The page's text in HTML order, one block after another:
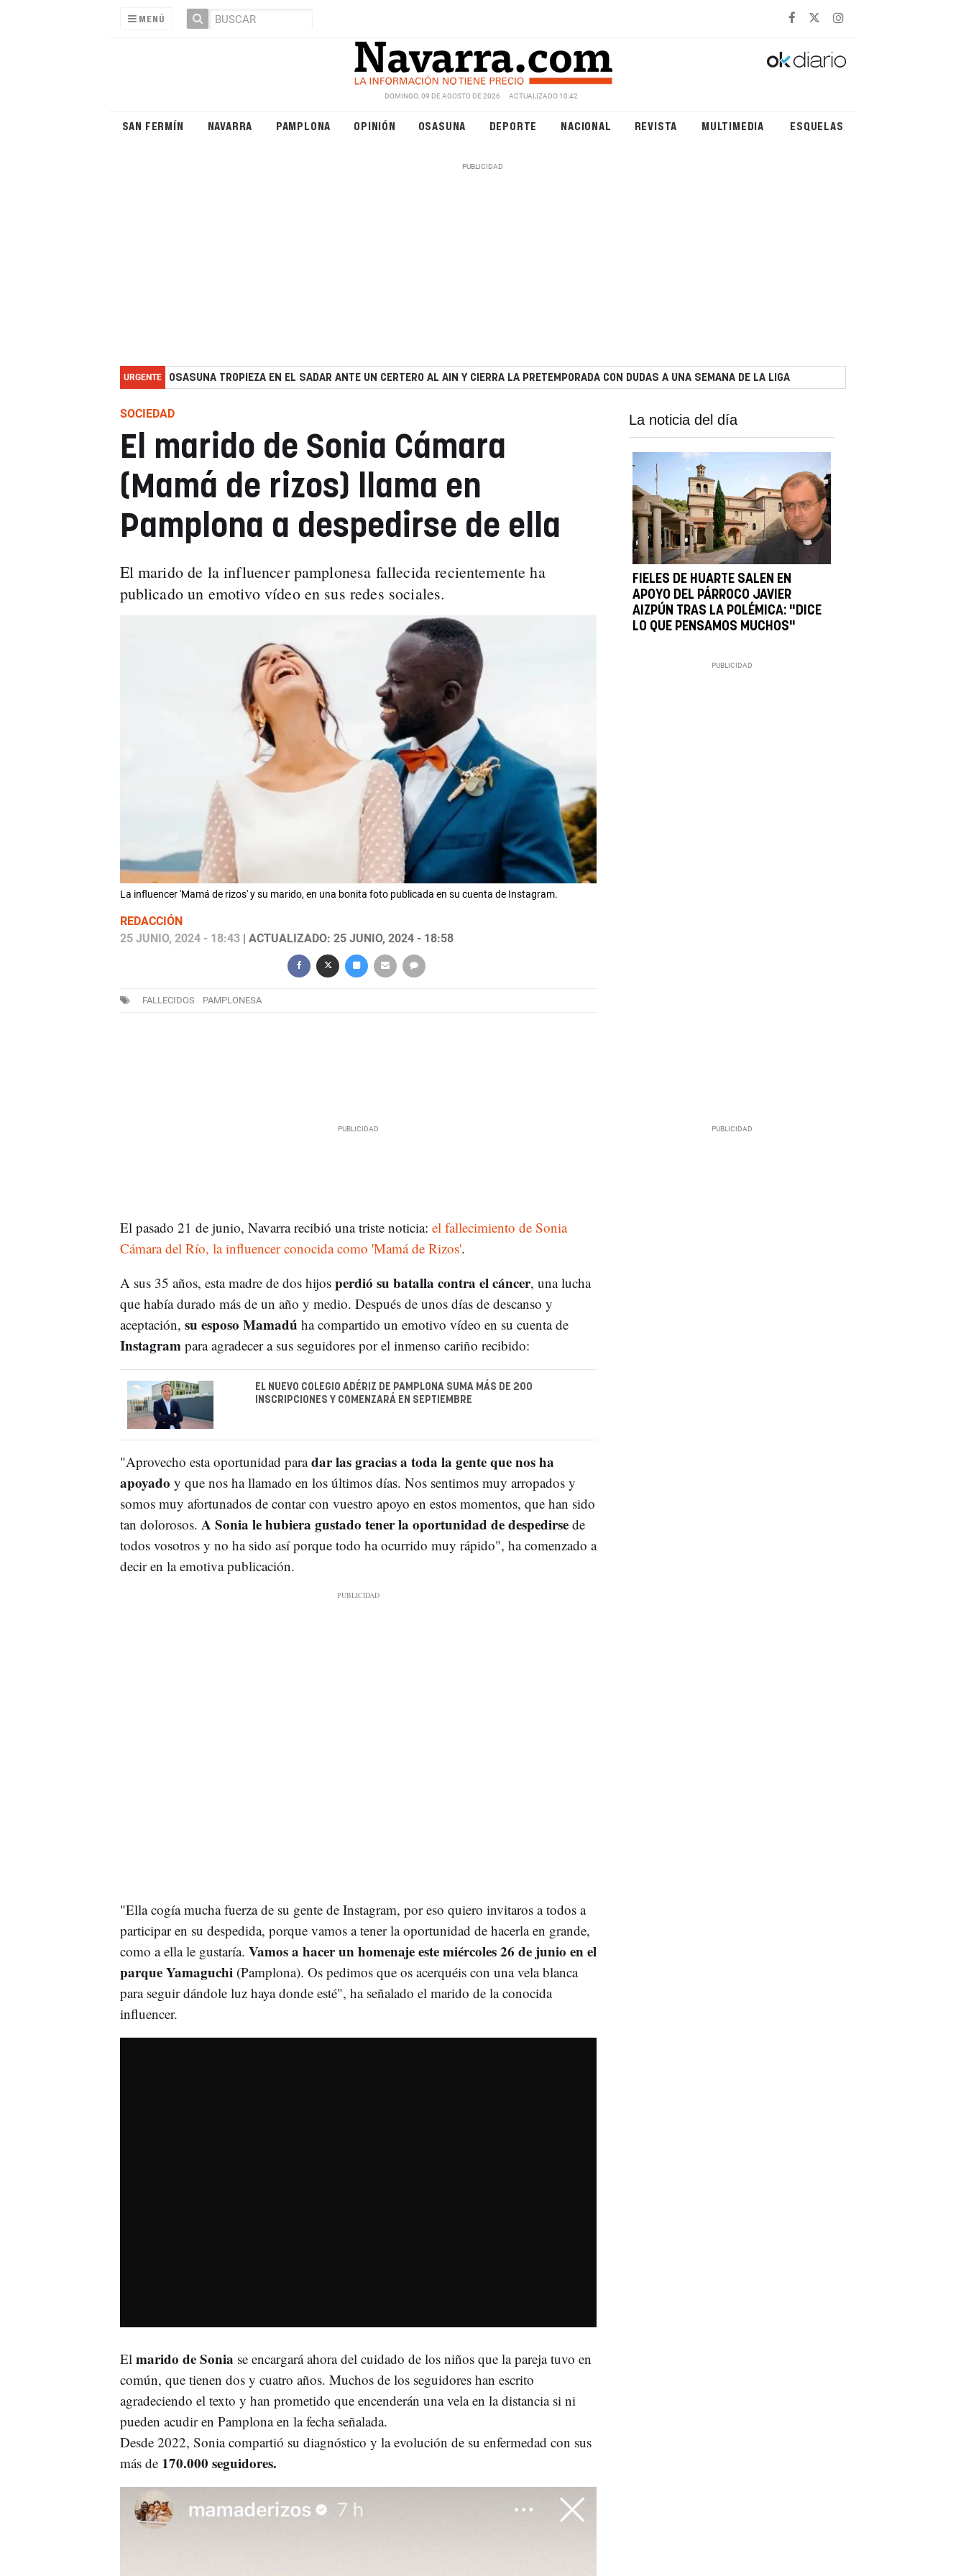
MENÚ
DOMINGO, 09 DE AGOSTO DE 2026 ACTUALIZADO 10:42
SAN FERMÍN NAVARRA PAMPLONA OPINIÓN OSASUNA DEPORTE NACIONAL REVISTA MULTIMEDIA ESQUELAS
URGENTE OSASUNA TROPIEZA EN EL SADAR ANTE UN CERTERO AL AIN Y CIERRA LA PRETEMPORADA CON DUDAS A UNA SEMANA DE LA LIGA
SOCIEDAD
El marido de Sonia Cámara
(Mamá de rizos) llama en
Pamplona a despedirse de ella
El marido de la influencer pamplonesa fallecida recientemente ha
publicado un emotivo vídeo en sus redes sociales.
La influencer 'Mamá de rizos' y su marido, en una bonita foto publicada en su cuenta de Instagram.
REDACCIÓN
25 JUNIO, 2024 - 18:43| ACTUALIZADO: 25 JUNIO, 2024 - 18:58
FALLECIDOS PAMPLONESA
La noticia del día
FIELES DE HUARTE SALEN EN
APOYO DEL PÁRROCO JAVIER
AIZPÚN TRAS LA POLÉMICA: "DICE
LO QUE PENSAMOS MUCHOS"
El pasado 21 de junio, Navarra recibió una triste noticia: el fallecimiento de Sonia
Cámara del Río, la influencer conocida como 'Mamá de Rizos'.
A sus 35 años, esta madre de dos hijosperdió su batalla contra el cáncer, una lucha
que había durado más de un año y medio. Después de unos días de descanso y
aceptación, su esposo Mamadú ha compartido un emotivo vídeo en su cuenta de
Instagram para agradecer a sus seguidores por el inmenso cariño recibido:
EL NUEVO COLEGIO ADÉRIZ DE PAMPLONA SUMA MÁS DE 200
INSCRIPCIONES Y COMENZARÁ EN SEPTIEMBRE
"Aprovecho esta oportunidad paradar las gracias a toda la gente que nos ha
apoyado y que nos ha llamado en los últimos días. Nos sentimos muy arropados y
somos muy afortunados de contar con vuestro apoyo en estos momentos, que han sido
tan dolorosos. A Sonia le hubiera gustado tener la oportunidad de despedirsede
todos vosotros y no ha sido así porque todo ha ocurrido muy rápido", ha comenzado a
decir en la emotiva publicación.
"Ella cogía mucha fuerza de su gente de Instagram, por eso quiero invitaros a todos a
participar en su despedida, porque vamos a tener la oportunidad de hacerla en grande,
como a ella le gustaría. Vamos a hacer un homenaje este miércoles 26 de junio en el
parque Yamaguchi (Pamplona). Os pedimos que os acerquéis con una vela blanca
para seguir dándole luz haya donde esté", ha señalado el marido de la conocida
influencer.
El marido de Sonia se encargará ahora del cuidado de los niños que la pareja tuvo en
común, que tienen dos y cuatro años. Muchos de los seguidores han escrito
agradeciendo el texto y han prometido que encenderán una vela en la distancia si ni
pueden acudir en Pamplona en la fecha señalada.
Desde 2022, Sonia compartió su diagnóstico y la evolución de su enfermedad con sus
más de 170.000 seguidores.